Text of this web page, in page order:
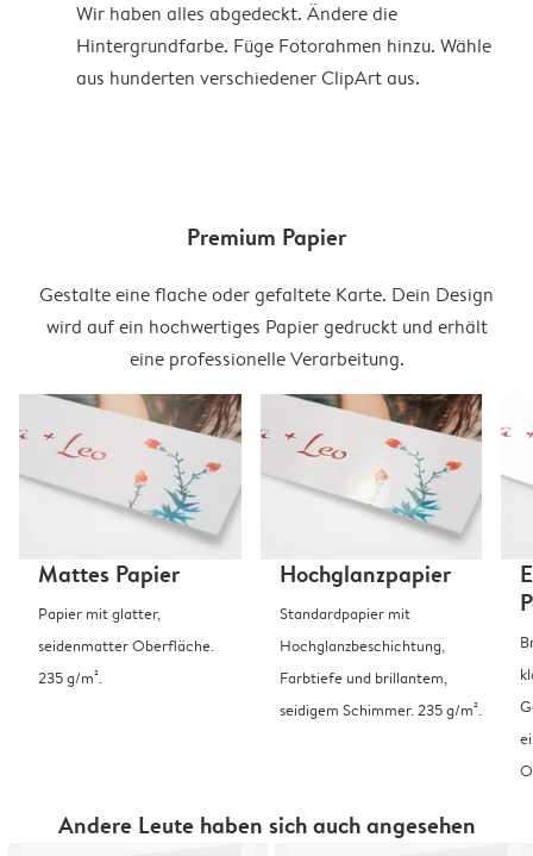
Wir haben alles abgedeckt. Ändere die
Hintergrundfarbe. Füge Fotorahmen hinzu. Wähle
aus hunderten verschiedener ClipArt aus.
Premium Papier
Gestalte eine flache oder gefaltete Karte. Dein Design
wird auf ein hochwertiges Papier gedruckt und erhält
eine professionelle Verarbeitung.
Mattes Papier
Papier mit glatter,
seidenmatter Oberfläche.
235 g/m².
Hochglanzpapier
Standardpapier mit
Hochglanzbeschichtung,
Farbtiefe und brillantem,
seidigem Schimmer. 235 g/m².
Andere Leute haben sich auch angesehen